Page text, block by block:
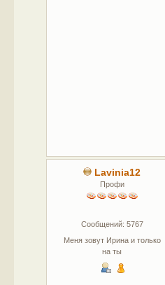
Lavinia12
Профи
Сообщений: 5767
Меня зовут Ирина и только
на ты